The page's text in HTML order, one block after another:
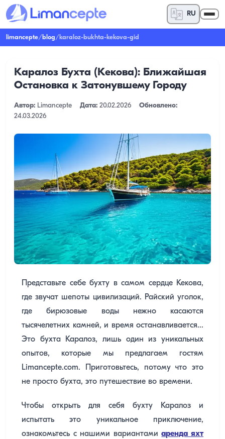
RU
limancepte/blog/karaloz-bukhta-kekova-gid
Каралоз Бухта (Кекова): Ближайшая
Остановка к Затонувшему Городу
Автор: Limancepte Дата: 20.02.2026
Обновлено:
24.03.2026
Представьте себе бухту в самом сердце Кекова,
где звучат шепоты цивилизаций. Райский уголок,
где бирюзовые воды нежно касаются
тысячелетних камней, и время останавливается...
Это бухта Каралоз, лишь один из уникальных
опытов, которые мы предлагаем гостям
Limancepte.com. Приготовьтесь, потому что это
не просто бухта, это путешествие во времени.
Чтобы открыть для себя бухту Каралоз и
испытать это уникальное приключение,
ознакомьтесь с нашими вариантамиаренда яхт